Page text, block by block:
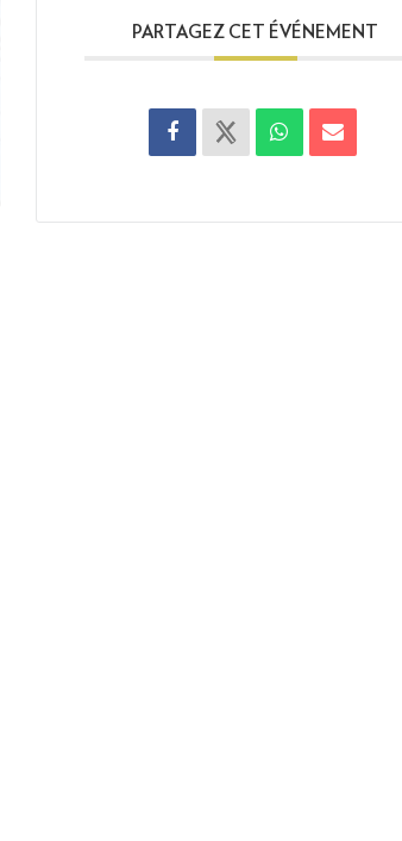
PARTAGEZ CET ÉVÉNEMENT